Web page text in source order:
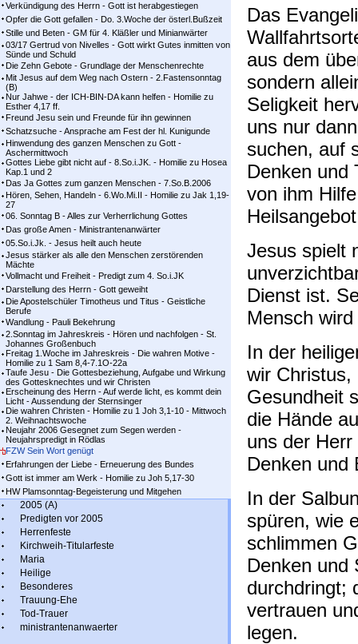
Verkündigung des Herrn - Gott ist herabgestiegen
Opfer die Gott gefallen - Do. 3.Woche der österl.Bußzeit
Stille und Beten - GM für 4. Kläßler und Minianwärter
03/17 Gertrud von Nivelles - Gott wirkt Gutes inmitten von
Sünde und Schuld
Die Zehn Gebote - Grundlage der Menschenrechte
Mit Jesus auf dem Weg nach Ostern - 2.Fastensonntag
(B)
Nur Jahwe - der ICH-BIN-DA kann helfen - Homilie zu
Esther 4,17 ff.
Freund Jesu sein und Freunde für ihn gewinnen
Schatzsuche - Ansprache am Fest der hl. Kunigunde
Hinwendung des ganzen Menschen zu Gott -
Aschermittwoch
Gottes Liebe gibt nicht auf - 8.So.i.JK. - Homilie zu Hosea
Kap.1 und 2
Das Ja Gottes zum ganzen Menschen - 7.So.B.2006
Hören, Sehen, Handeln - 6.Wo.Mi.II - Homilie zu Jak 1,19-
27
06. Sonntag B - Alles zur Verherrlichung Gottes
Das große Amen - Ministrantenanwärter
05.So.i.Jk. - Jesus heilt auch heute
Jesus stärker als alle den Menschen zerstörenden
Mächte
Vollmacht und Freiheit - Predigt zum 4. So.i.JK
Darstellung des Herrn - Gott geweiht
Die Apostelschüler Timotheus und Titus - Geistliche
Berufe
Wandlung - Pauli Bekehrung
2.Sonntag im Jahreskreis - Hören und nachfolgen - St.
Johannes Großenbuch
Freitag 1.Woche im Jahreskreis - Die wahren Motive -
Homilie zu 1 Sam 8,4-7.1O-22a
Taufe Jesu - Die Gottesbeziehung, Aufgabe und Wirkung
des Gottesknechtes und wir Christen
Erscheinung des Herrn - Auf werde licht, es kommt dein
Licht - Aussendung der Sternsinger
Die wahren Christen - Homilie zu 1 Joh 3,1-10 - Mittwoch
2. Weihnachtswoche
Neujahr 2006 Gesegnet zum Segen werden -
Neujahrspredigt in Rödlas
FZW Sein Wort genügt
Erfahrungen der Liebe - Erneuerung des Bundes
Gott ist immer am Werk - Homilie zu Joh 5,17-30
HW Plamsonntag-Begeisterung und Mitgehen
2005 (A)
Predigten vor 2005
Herrenfeste
Kirchweih-Titularfeste
Maria
Heilige
Besonderes
Trauung-Ehe
Tod-Trauer
ministrantenanwaerter
Das
aus dem
sondern
Seligkeit
uns nur
suchen, auf
Denken und
von ihm
Jesus spielt
Dienst ist.
Mensch
In der
wir
Gesundheit
die Hände
uns der
Denken und
In der
spüren, wie
schlimmen
Denken und
durchdringt;
vertrauen
legen.